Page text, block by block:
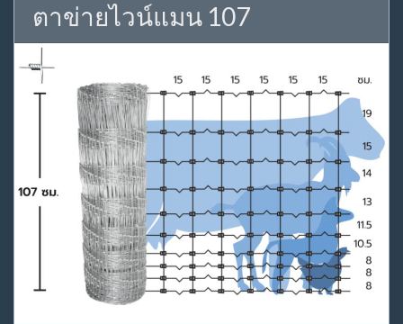
ตาข่ายไวน์แมน 107